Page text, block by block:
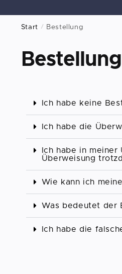
Start / Bestellung
Bestellung
Ich habe keine
Ich habe die
Ich habe in
Überweisung
Wie kann ich
Was bedeutet der
Ich habe die